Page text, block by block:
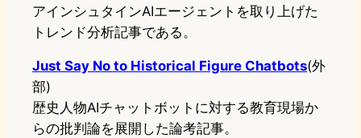
アインシュタインAIエージェントを取り上げた
トレンド分析記事である。
Just Say No to Historical Figure Chatbots(外
部)
歴史人物AIチャットボットに対する教育現場か
らの批判論を展開した論考記事。